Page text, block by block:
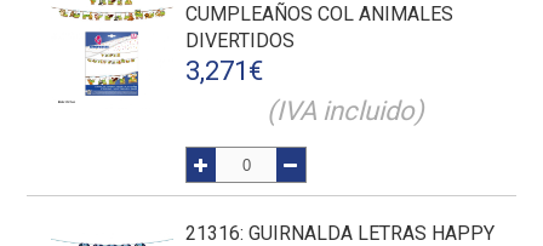
CUMPLEAÑOS COL ANIMALES
DIVERTIDOS
3,271 €
(IVA incluido)
21316: GUIRNALDA LETRAS HAPPY